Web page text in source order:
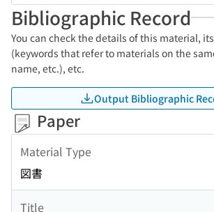
Bibliographic Record
You can check the details of this material,
(keywords that refer to materials on the
name, etc.), etc.
Output Bibliographic
Paper
Material Type
図書
Title